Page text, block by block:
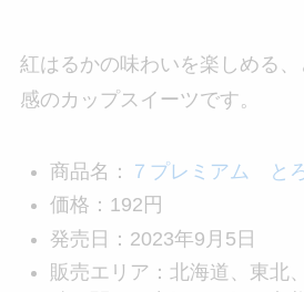
紅はるかの味わいを楽しめる
感のカップスイーツです。
商品名：
７プレミアム と
価格：192円
発売日：2023年9月5日
販売エリア：北海道、東北